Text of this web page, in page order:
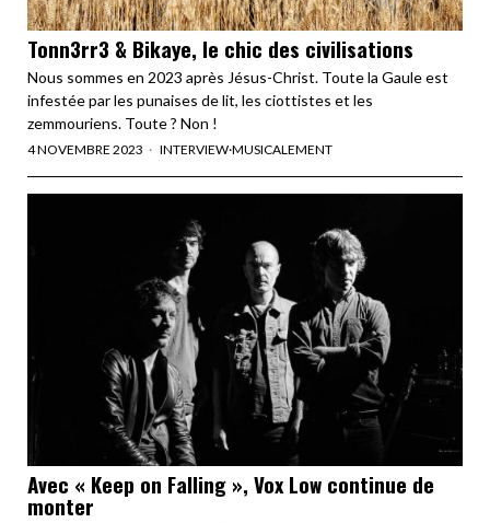
Tonn3rr3 & Bikaye, le chic des civilisations
Nous sommes en 2023 après Jésus-Christ. Toute la Gaule est
infestée par les punaises de lit, les ciottistes et les
zemmouriens. Toute ? Non !
4 NOVEMBRE 2023 INTERVIEW·MUSICALEMENT
Avec « Keep on Falling », Vox Low continue de
monter